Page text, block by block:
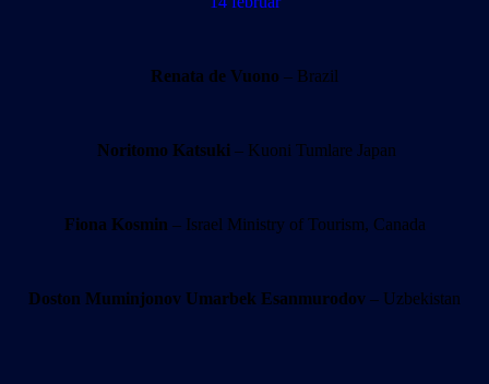
Renata de Vuono – Brazil
Noritomo Katsuki – Kuoni Tumlare Japan
Fiona Kosmin – Israel Ministry of Tourism, Canada
Doston Muminjonov Umarbek Esanmurodov – Uzbekistan